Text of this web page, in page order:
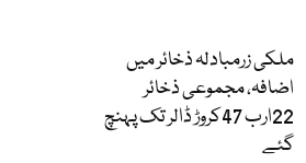
ملکی زرمبادلہ ذخائر میں
اضافہ، مجموعی ذخائر
22ارب 47کروڑ ڈالر تک پہنچ
گئے